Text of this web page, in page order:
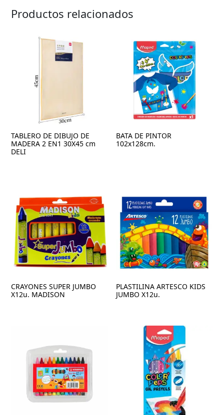
Productos relacionados
TABLERO DE DIBUJO DE
MADERA 2 EN1 30X45 cm
DELI
BATA DE PINTOR
102x128cm.
CRAYONES SUPER JUMBO
X12u. MADISON
PLASTILINA ARTESCO KIDS
JUMBO X12u.